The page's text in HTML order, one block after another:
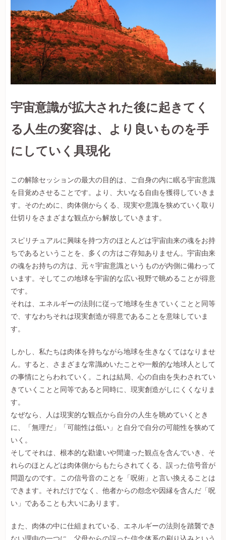
宇宙意識が拡大された後に起きてく
る人生の変容は、より良いものを手
にしていく具現化
この解除セッションの最大の目的は、ご自身の内に眠る宇宙意識
を目覚めさせることです。より、大いなる自由を獲得していきま
す。そのために、肉体側からくる、現実や意識を狭めていく取り
仕切りをさまざまな観点から解放していきます。
スピリチュアルに興味を持つ方のほとんどは宇宙由来の魂をお持
ちであるということを、多くの方はご存知ありません。宇宙由来
の魂をお持ちの方は、元々宇宙意識というものが内側に備わって
います。そしてこの地球を宇宙的な広い視野で眺めることが得意
です。
それは、エネルギーの法則に従って地球を生きていくことと同等
で、すなわちそれは現実創造が得意であることを意味していま
す。
しかし、私たちは肉体を持ちながら地球を生きなくてはなりませ
ん。すると、さまざまな常識めいたことや一般的な地球人として
の事情にとらわれていく。これは結局、心の自由を失わされてい
きていくことと同等であると同時に、現実創造がしにくくなりま
す。
なぜなら、人は現実的な観点から自分の人生を眺めていくとき
に、「無理だ」「可能性は低い」と自分で自分の可能性を狭めて
いく。
そしてそれは、根本的な勘違いや間違った観点を含んでいき、そ
れらのほとんどは肉体側からもたらされてくる、誤った信号音が
問題なのです。この信号音のことを「呪術」と言い換えることは
できます。それだけでなく、他者からの怨念や因縁を含んだ「呪
い」であることも大いにあります。
また、肉体の中に仕組まれている、エネルギーの法則を踏襲でき
ない理由の一つに、父母からの誤った信念体系の刷り込みという